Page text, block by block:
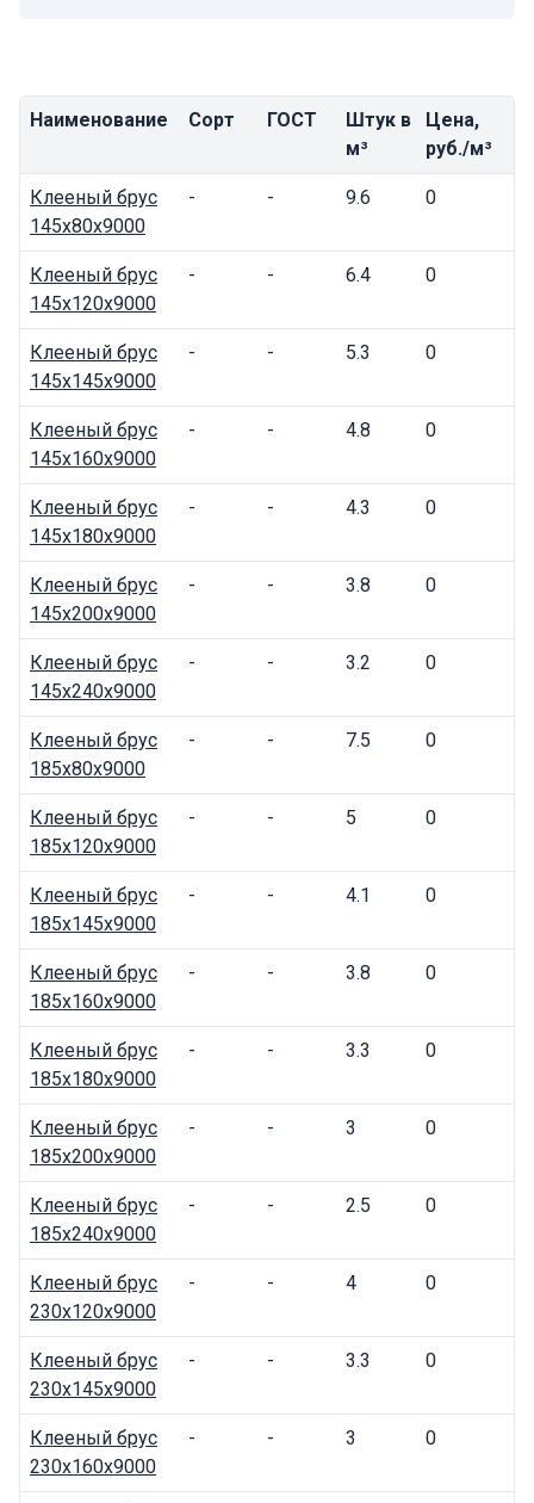
Наименование Сорт ГОСТ
Штук в
м³
Цена,
руб./м³
Клееный брус
145x80x9000
- - 9.6 0
Клееный брус
145x120x9000
- - 6.4 0
Клееный брус
145x145x9000
- - 5.3 0
Клееный брус
145x160x9000
- - 4.8 0
Клееный брус
145x180x9000
- - 4.3 0
Клееный брус
145x200x9000
- - 3.8 0
Клееный брус
145x240x9000
- - 3.2 0
Клееный брус
185x80x9000
- - 7.5 0
Клееный брус
185x120x9000
- - 5 0
Клееный брус
185x145x9000
- - 4.1 0
Клееный брус
185x160x9000
- - 3.8 0
Клееный брус
185x180x9000
- - 3.3 0
Клееный брус
185x200x9000
- - 3 0
Клееный брус
185x240x9000
- - 2.5 0
Клееный брус
230x120x9000
- - 4 0
Клееный брус
230x145x9000
- - 3.3 0
Клееный брус
230x160x9000
- - 3 0